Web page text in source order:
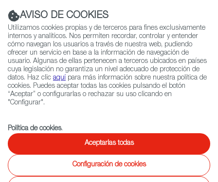
Navigation link
|
QUIÉNES SOMOS RED EXTERIOR
Selecciona
idioma
Ficción
MONDO TV STUDIOS
AVISO DE COOKIES
Utilizamos cookies propias y de terceros para fines exclusivamente
internos y analíticos. Nos permiten recordar, controlar y entender
cómo navegan los usuarios a través de nuestra web, pudiendo
ofrecer un servicio en base a la información de navegación de
usuario. Algunas de ellas pertenecen a terceros ubicados en países
cuya legislación no garantiza un nivel adecuado de protección de
datos. Haz clic aquí para más información sobre nuestra política de
cookies. Puedes aceptar todas las cookies pulsando el botón
“Aceptar” o configurarlas o rechazar su uso clicando en
"Configurar".
Política de cookies.
Aceptarlas todas
Configuración de cookies